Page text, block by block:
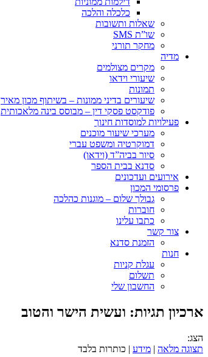
כלכלה והלכה
שאלות ותשובות
שו”ת SMS
מחקר תורני
מדיה
מקרים מצולמים
שיעורי וידאו
תמונות
שיעורים בדיני ממונות – בשיתוף מכון מאיר
פודקסט פסקי דין – מבוסס בינה מלאכותית
פעילויות למוסדות חינוך
מערכי שיעור מוכנים
דמוקרטיה ומשפט עברי
סיור בביה”ד (וידאו)
סדנא בבית הספר
אירועים ועדכונים
פרסומי המכון
גבולך שלום – מוגנות כהלכה
חוברות
כתבו עלינו
צור קשר
הזמנת סדנא
חנות
עגלת קניות
תשלום
החשבון שלי
ארכיון תגיות: ועשית הישר והטוב
הצג:
תצוגה מלאה | מידע | כותרות בלבד